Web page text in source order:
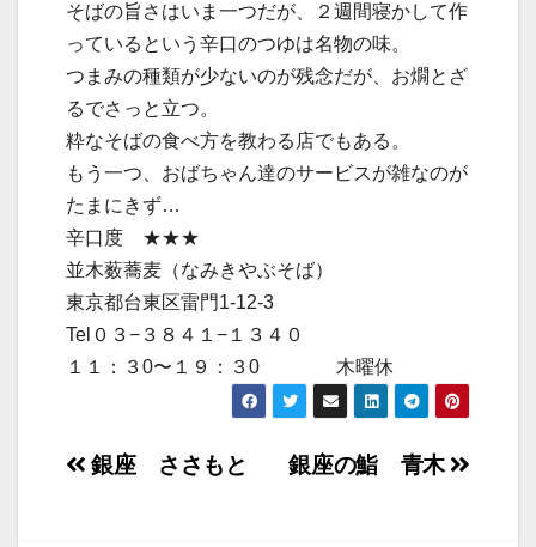
そばの旨さはいま一つだが、２週間寝かして作
っているという辛口のつゆは名物の味。
つまみの種類が少ないのが残念だが、お燗とざ
るでさっと立つ。
粋なそばの食べ方を教わる店でもある。
もう一つ、おばちゃん達のサービスが雑なのが
たまにきず…
辛口度 ★★★
並木薮蕎麦（なみきやぶそば）
東京都台東区雷門1-12-3
Tel０３−３８４１−１３４０
１１：３0〜１９：３0 木曜休
投
銀座の鮨 青木
銀座 ささもと